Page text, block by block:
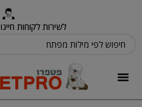
לשירות לקוחות חייגו